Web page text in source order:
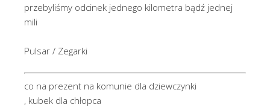
przebyliśmy odcinek jednego kilometra bądź jednej
mili
Pulsar / Zegarki
co na prezent na komunie dla dziewczynki
, kubek dla chłopca